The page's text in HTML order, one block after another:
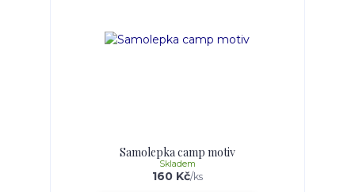
Samolepka camp motiv
160 Kč/ks
Skladem